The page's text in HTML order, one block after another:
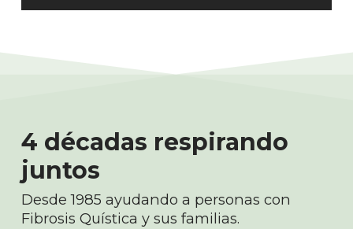
4 décadas respirando
juntos
Desde 1985 ayudando a personas con
Fibrosis Quística y sus familias.